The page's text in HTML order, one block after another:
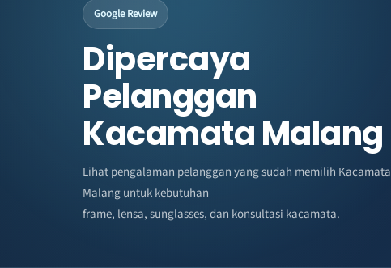
Google Review
Dipercaya
Pelanggan
Kacamata Malang
Lihat pengalaman pelanggan yang sudah memilih Kacamata
Malang untuk kebutuhan
frame, lensa, sunglasses, dan konsultasi kacamata.